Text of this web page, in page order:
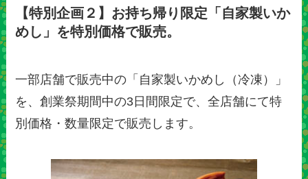
【特別企画２】お持ち帰り限定「自家製いか
めし」を特別価格で販売。
一部店舗で販売中の「自家製いかめし（冷凍）」
を、創業祭期間中の3日間限定で、全店舗にて特
別価格・数量限定で販売します。